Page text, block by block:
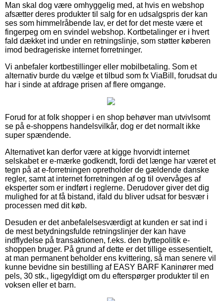
Man skal dog være omhyggelig med, at hvis en webshop
afsætter deres produkter til salg for en udsalgspris der kan
ses som himmelråbende lav, er det for det meste være et
fingerpeg om en svindel webshop. Kortbetalinger er i hvert
fald dækket ind under en retningslinje, som støtter køberen
imod bedrageriske internet forretninger.
Vi anbefaler kortbestillinger eller mobilbetaling. Som et
alternativ burde du vælge et tilbud som fx ViaBill, forudsat du
har i sinde at afdrage prisen af flere omgange.
Forud for at folk shopper i en shop behøver man utvivlsomt
se på e-shoppens handelsvilkår, dog er det normalt ikke
super spændende.
Alternativet kan derfor være at kigge hvorvidt internet
selskabet er e-mærke godkendt, fordi det længe har været et
tegn på at e-forretningen opretholder de gældende danske
regler, samt at internet forretningen af og til overvåges af
eksperter som er indført i reglerne. Derudover giver det dig
mulighed for at få bistand, ifald du bliver udsat for besvær i
processen med dit køb.
Desuden er det anbefalelsesværdigt at kunden er sat ind i
de mest betydningsfulde retningslinjer der kan have
indflydelse på transaktionen, f.eks. den byttepolitik e-
shoppen bruger. På grund af dette er det tillige essesentielt,
at man permanent beholder ens kvittering, så man senere vil
kunne bevidne sin bestilling af EASY BARF Kaninører med
pels, 30 stk., ligegyldigt om du efterspørger produkter til en
voksen eller et barn.